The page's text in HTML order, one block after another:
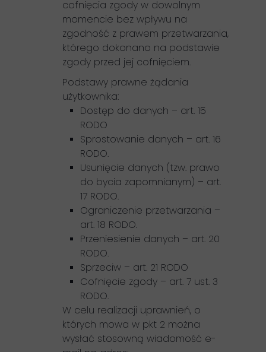
cofnięcia zgody w dowolnym
momencie bez wpływu na
zgodność z prawem przetwarzania,
którego dokonano na podstawie
zgody przed jej cofnięciem.
Podstawy prawne żądania
użytkownika:
Dostęp do danych – art. 15
RODO
Sprostowanie danych – art. 16
RODO.
Usunięcie danych (tzw. prawo
do bycia zapomnianym) – art.
17 RODO.
Ograniczenie przetwarzania –
art. 18 RODO.
Przeniesienie danych – art. 20
RODO.
Sprzeciw – art. 21 RODO
Cofnięcie zgody – art. 7 ust. 3
RODO.
W celu realizacji uprawnień, o
których mowa w pkt 2 można
wysłać stosowną wiadomość e-